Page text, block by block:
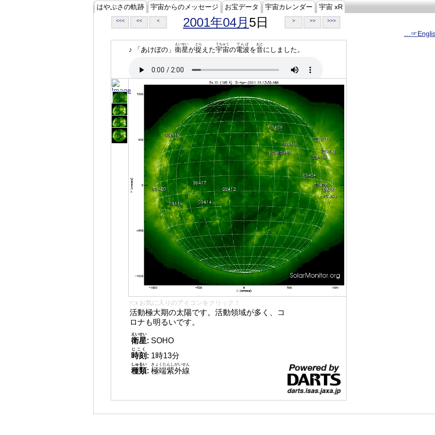
はやぶさの軌跡 宇宙からのメッセージ お宝データ 宇宙カレンダー 宇宙 xR
<<< << < 2001年04月 5日 > >> >>>
♪ 「あけぼの」 衛星
えいせい
が捉
とら
えた宇宙
うちゅう
の電波
でんぱ
を音
おと
にしました。
👈 お気に入りのアイコンをクリック！
活動極大期の太陽です。活動領域が多く、コ
ロナも明るいです。
衛星
えいせい
: SOHO
時刻
じこく
: 1時13分
種類
しゅるい
: 極端紫外線
きょくたんしがいせん